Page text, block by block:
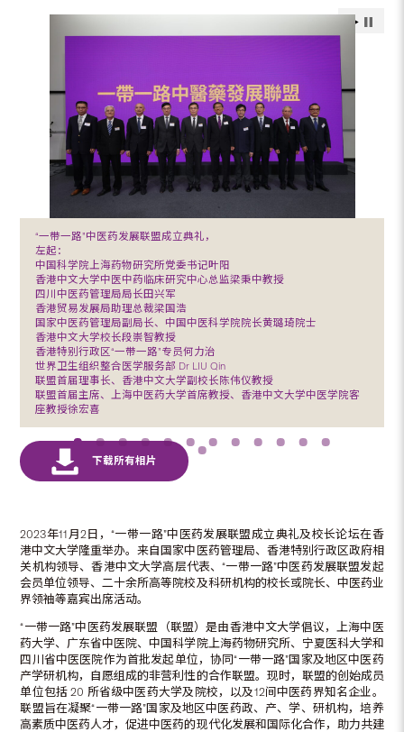
“一带一路”中医药发展联盟成立典礼，
左起：
中国科学院上海药物研究所党委书记叶阳
香港中文大学中医中药临床研究中心总监梁秉中教授
四川中医药管理局局长田兴军
香港贸易发展局助理总裁梁国浩
国家中医药管理局副局长、中国中医科学院院长黄璐琦院士
香港中文大学校长段崇智教授
香港特别行政区“一带一路”专员何力治
世界卫生组织整合医学服务部 Dr LIU Qin
联盟首届理事长、香港中文大学副校长陈伟仪教授
联盟首届主席、上海中医药大学首席教授、香港中文大学中医学院客
座教授徐宏喜
2023年11月2日，“一带一路”中医药发展联盟成立典礼及校长论坛在香
港中文大学隆重举办。来自国家中医药管理局、香港特别行政区政府相
关机构领导、香港中文大学高层代表、“一带一路”中医药发展联盟发起
会员单位领导、二十余所高等院校及科研机构的校长或院长、中医药业
界领袖等嘉宾出席活动。
“一带一路”中医药发展联盟（联盟）是由香港中文大学倡议，上海中医
药大学、广东省中医院、中国科学院上海药物研究所、宁夏医科大学和
四川省中医医院作为首批发起单位，协同“一带一路”国家及地区中医药
产学研机构，自愿组成的非营利性的合作联盟。现时，联盟的创始成员
单位包括 20 所省级中医药大学及院校，以及12间中医药界知名企业。
联盟旨在凝聚“一带一路”国家及地区中医药政、产、学、研机构，培养
高素质中医药人才，促进中医药的现代化发展和国际化合作，助力共建